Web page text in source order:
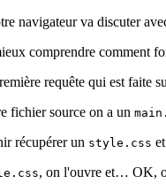
navigateur va discuter
comprendre comment
requête qui est faite
fichier source on a un
récupérer un style.css
, on l'ouvre et… OK,